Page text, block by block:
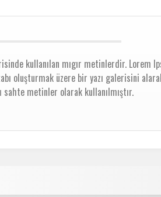
kullanılan mıgır metinlerdir. Lorem
oluşturmak üzere bir yazı galerisini
metinler olarak kullanılmıştır.